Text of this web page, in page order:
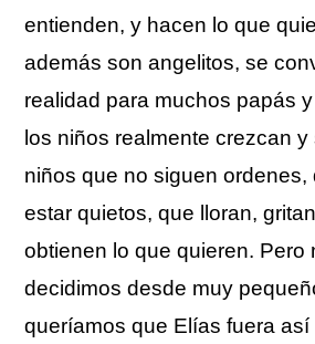
entienden, y hacen lo que
además son angelitos, se
realidad para muchos papás
los niños realmente crezcan y
niños que no siguen ordenes,
estar quietos, que lloran,
obtienen lo que quieren. Pero
decidimos desde muy
queríamos que Elías fuera así